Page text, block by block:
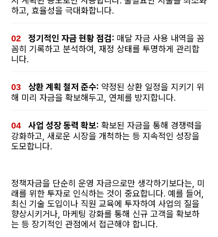
하고, 효율성을 극대화합니다.
정기적인 자금 현황 점검: 매달 자금 사용 내역을 꼼
꼼히 기록하고 분석하여, 재정 상태를 투명하게 관리합
니다.
상환 계획 철저 준수: 약정된 상환 일정을 지키기 위
해 미리 자금을 확보해두고, 연체를 방지합니다.
사업 성장 동력 확보: 확보된 자금을 통해 경쟁력을
강화하고, 새로운 시장을 개척하는 등 지속적인 성장을
도모합니다.
정책자금을 단순히 운영 자금으로만 생각하기보다는, 미
래를 위한 투자로 인식하는 것이 중요합니다. 예를 들어,
최신 기술 도입이나 직원 교육에 투자하여 사업의 질을
향상시키거나, 마케팅 강화를 통해 신규 고객을 확보하
는 등 장기적인 관점에서 접근해야 합니다.